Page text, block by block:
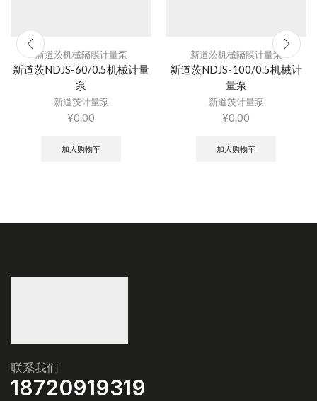
新道茨机械隔膜计量泵
新道茨NDJS-60/0.5机械计量
泵
新道茨计量泵
¥0.00
加入购物车
新道茨机械隔膜计量泵
新道茨NDJS-100/0.5机械计
量泵
新道茨计量泵
¥0.00
加入购物车
联系我们
18720919319